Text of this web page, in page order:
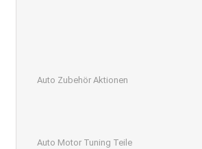
Auto Zubehör Aktionen
Auto Motor Tuning Teile